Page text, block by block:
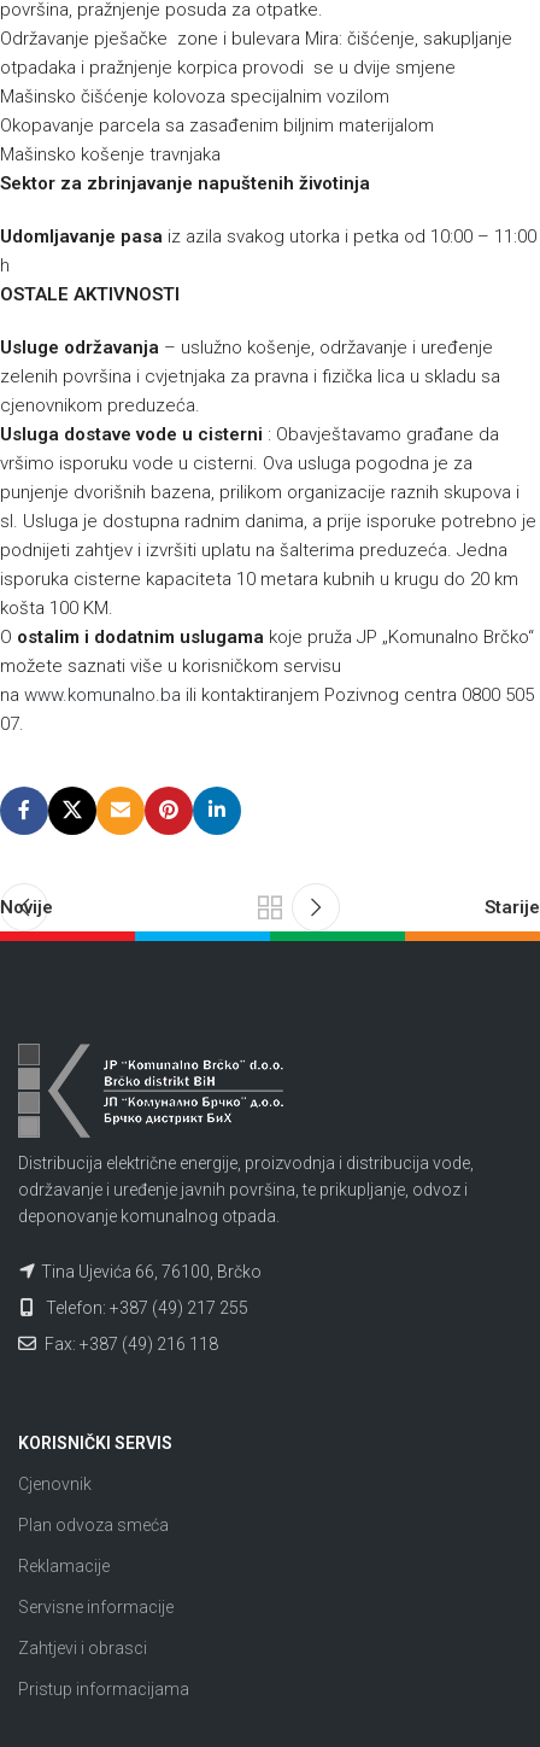
površina, pražnjenje posuda za otpatke.
Održavanje pješačke zone i bulevara Mira: čišćenje, sakupljanje
otpadaka i pražnjenje korpica provodi se u dvije smjene
Mašinsko čišćenje kolovoza specijalnim vozilom
Okopavanje parcela sa zasađenim biljnim materijalom
Mašinsko košenje travnjaka
Sektor za zbrinjavanje napuštenih životinja
Udomljavanje pasa iz azila svakog utorka i petka od 10:00 – 11:00
h
OSTALE AKTIVNOSTI
Usluge održavanja – uslužno košenje, održavanje i uređenje
zelenih površina i cvjetnjaka za pravna i fizička lica u skladu sa
cjenovnikom preduzeća.
Usluga dostave vode u cisterni : Obavještavamo građane da
vršimo isporuku vode u cisterni. Ova usluga pogodna je za
punjenje dvorišnih bazena, prilikom organizacije raznih skupova i
sl. Usluga je dostupna radnim danima, a prije isporuke potrebno je
podnijeti zahtjev i izvršiti uplatu na šalterima preduzeća. Jedna
isporuka cisterne kapaciteta 10 metara kubnih u krugu do 20 km
košta 100 KM.
O ostalim i dodatnim uslugama koje pruža JP „Komunalno Brčko“
možete saznati više u korisničkom servisu
na www.komunalno.ba ili kontaktiranjem Pozivnog centra 0800 505
07.
Novije Starije
Distribucija električne energije, proizvodnja i distribucija vode,
održavanje i uređenje javnih površina, te prikupljanje, odvoz i
deponovanje komunalnog otpada.
Tina Ujevića 66, 76100, Brčko
Telefon: +387 (49) 217 255
Fax: +387 (49) 216 118
KORISNIČKI SERVIS
Cjenovnik
Plan odvoza smeća
Reklamacije
Servisne informacije
Zahtjevi i obrasci
Pristup informacijama